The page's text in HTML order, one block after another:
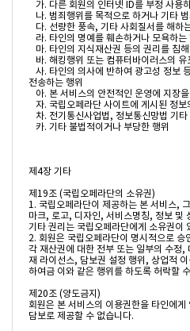
전송하는 행위
제4장 기타
제19조 (국립오페라단의 소유권)
1. 국립오페라단이 제공하는 본 서비스,
마크, 로고, 디자인, 서비스명칭, 정보 및
기타 권리는 국립오페라단에게 소유권이
2. 회원은 국립오페라단이 명시적으로 승
각 재산권에 대한 전부 또는 일부의 수정
재 라이선스, 담보권 설정 행위, 상업적
하여금 이와 같은 행위를 하도록 허락할
제20조 (양도금지)
회원은 본 서비스의 이용권한을 타인에
담보로 제공할 수 없습니다.